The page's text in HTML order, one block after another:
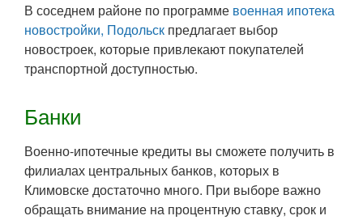
В соседнем районе по программе военная ипотека
новостройки, Подольск предлагает выбор
новостроек, которые привлекают покупателей
транспортной доступностью.
Банки
Военно-ипотечные кредиты вы сможете получить в
филиалах центральных банков, которых в
Климовске достаточно много. При выборе важно
обращать внимание на процентную ставку, срок и